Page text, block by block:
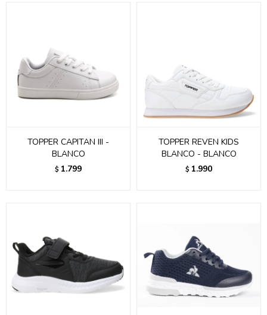
TOPPER CAPITAN III -
BLANCO
$ 1.799
TOPPER REVEN KIDS
BLANCO - BLANCO
$ 1.990